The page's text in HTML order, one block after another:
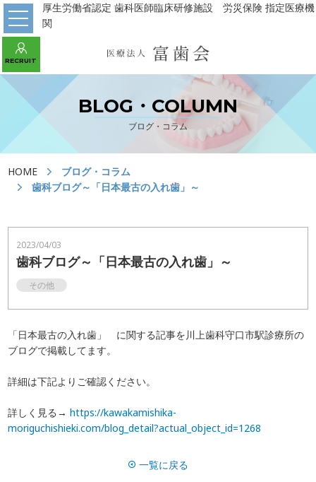
厚生労働省認定 歯科医師臨床研修施設 労災保険 指定医療機
関
RECRUIT WEB予約 初診の方はこちら
あべの診療所 パンジョ診療所 守口市駅診療所
医院の紹介
川上歯科守口市駅診療所 デンタルラボ
一般歯科 歯周病
インプラント マウスピース矯正
BLOG・COLUMN
ブログ・コラム
HOME
ブログ・コラム
歯科ブログ～「日本最古の入れ歯」～
2023/04/03
歯科ブログ～「日本最古の入れ歯」～
その他
「日本最古の入れ歯」 に関する記事を川上歯科守口市駅診療所の
ブログで掲載してます。
詳細は下記よりご確認ください。
詳しく見る→https://kawakamishika-
moriguchishieki.com/blog_detail?actual_object_id=1268
一覧に戻る